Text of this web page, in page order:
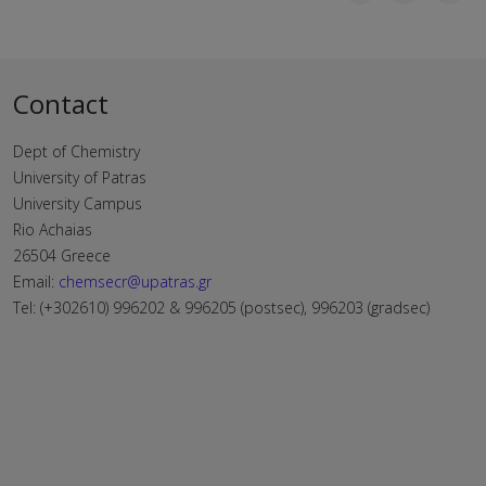
Contact
Dept of Chemistry
University of Patras
University Campus
Rio Achaias
26504 Greece
Email: chemsecr@upatras.gr
Tel: (+302610) 996202 & 996205 (postsec), 996203 (gradsec)